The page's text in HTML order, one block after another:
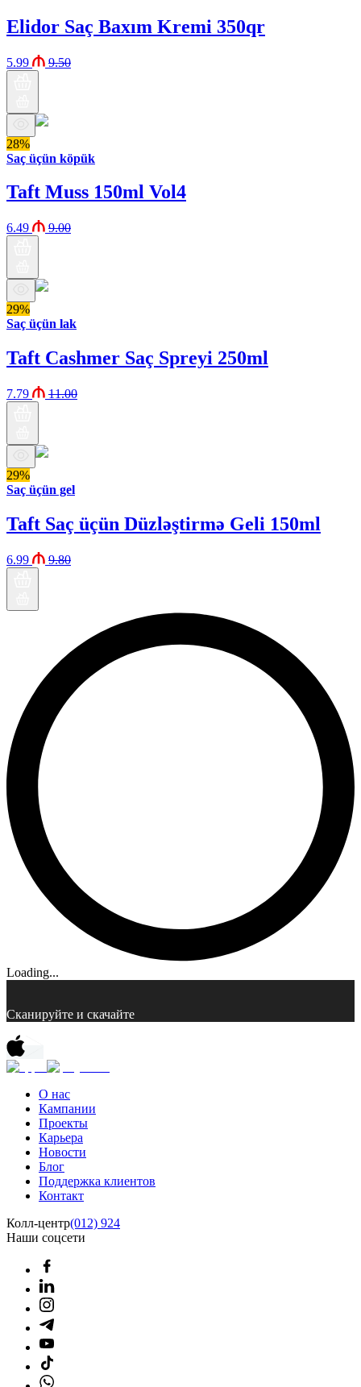
Elidor Saç Baxım Kremi 350qr
5.99 9.50
28%
Saç üçün köpük
Taft Muss 150ml Vol4
6.49 9.00
29%
Saç üçün lak
Taft Cashmer Saç Spreyi 250ml
7.79 11.00
29%
Saç üçün gel
Taft Saç üçün Düzləştirmə Geli 150ml
6.99 9.80
Loading...
Сканируйте и скачайте
О нас
Кампании
Проекты
Карьера
Новости
Блог
Поддержка клиентов
Контакт
Колл-центр(012) 924
Наши соцсети